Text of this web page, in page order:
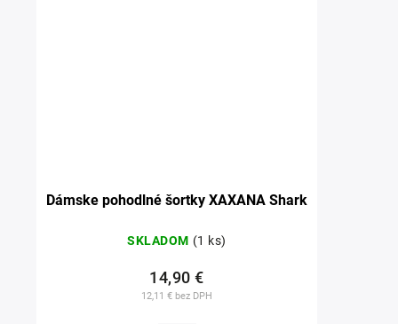
Dámske pohodlné šortky XAXANA Shark
SKLADOM (1 ks)
12,11 € bez DPH
14,90 €